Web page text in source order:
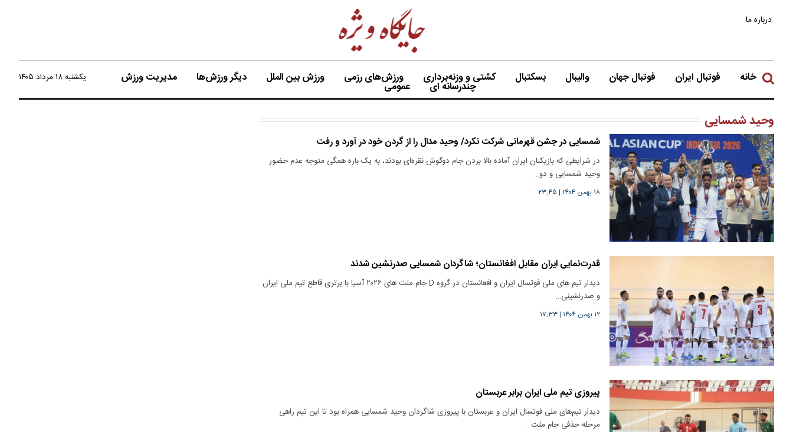
درباره ما
خانه فوتبال ایران فوتبال جهان والیبال بسکتبال کشتی و وزنه‌برداری ورزش‌های رزمی ورزش بین الملل دیگر ورزش‌ها مدیریت ورزش
چندرسانه ای عمومی
یکشنبه ۱۸ مرداد ۱۴۰۵
وحید شمسایی
شمسایی در جشن قهرمانی شرکت نکرد/ وحید مدال را از گردن خود در آورد و رفت
در شرایطی که بازیکنان ایران آماده بالا بردن جام دوگوش نقره‌ای بودند، به یک باره همگی متوجه عدم حضور
وحید شمسایی و دو…
۱۸ بهمن ۱۴۰۴ | ۲۳:۴۵
قدرت‌نمایی ایران مقابل افغانستان؛ شاگردان شمسایی صدرنشین شدند
دیدار تیم های ملی فوتسال ایران و افعانستان در گروه D جام ملت های ۲۰۲۶ آسیا با برتری قاطع تیم ملی ایران
و صدرنشینی…
۱۲ بهمن ۱۴۰۴ |۱۷:۳۳
پیروزی تیم ملی ایران برابر عربستان
دیدار تیم‌های ملی فوتسال ایران و عربستان با پیروزی شاگردان وحید شمسایی همراه بود تا این تیم راهی
مرحله حذفی جام ملت…